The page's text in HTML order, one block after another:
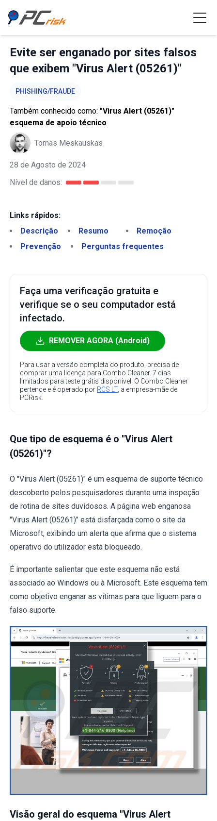
Evite ser enganado por sites falsos
que exibem "Virus Alert (05261)"
PHISHING/FRAUDE
Também conhecido como: "Virus Alert (05261)"
esquema de apoio técnico
Tomas Meskauskas
28 de Agosto de 2024
Nível de danos:
Links rápidos:
Descrição
Resumo
Remoção
Prevenção
Perguntas frequentes
Faça uma verificação gratuita e
verifique se o seu computador está
infectado.
REMOVER AGORA (Android)
Para usar a versão completa do produto, precisa de
comprar uma licença para Combo Cleaner. 7 dias
limitados para teste grátis disponível. O Combo Cleaner
pertence e é operado por RCS LT, a empresa-mãe de
PCRisk.
Que tipo de esquema é o "Virus Alert
(05261)"?
O "Virus Alert (05261)" é um esquema de suporte técnico
descoberto pelos pesquisadores durante uma inspeção
de rotina de sites duvidosos. A página web enganosa
"Virus Alert (05261)" está disfarçada como o site da
Microsoft, exibindo um alerta que afirma que o sistema
operativo do utilizador está bloqueado.
É importante salientar que este esquema não está
associado ao Windows ou à Microsoft. Este esquema tem
como objetivo enganar as vítimas para que liguem para o
falso suporte.
Visão geral do esquema "Virus Alert